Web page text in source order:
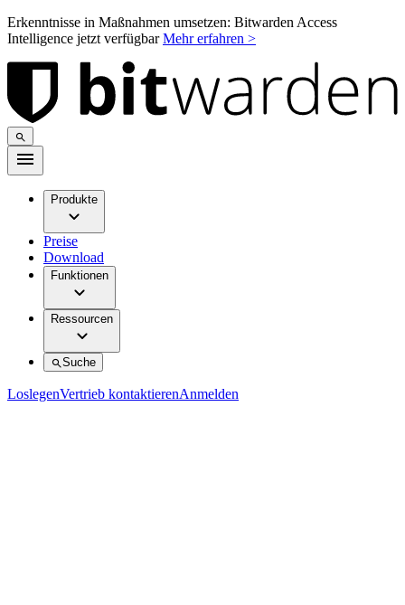
Erkenntnisse in Maßnahmen umsetzen: Bitwarden Access
Intelligence jetzt verfügbarMehr erfahren >
Produkte
Preise
Download
Funktionen
Ressourcen
Suche
LoslegenVertrieb kontaktierenAnmelden